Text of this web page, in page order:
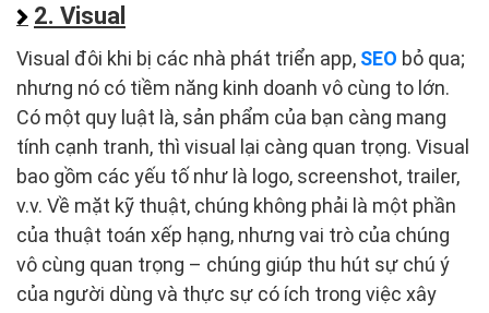
2. Visual
Visual đôi khi bị các nhà phát triển app, SEO bỏ qua;
nhưng nó có tiềm năng kinh doanh vô cùng to lớn.
Có một quy luật là, sản phẩm của bạn càng mang
tính cạnh tranh, thì visual lại càng quan trọng. Visual
bao gồm các yếu tố như là logo, screenshot, trailer,
v.v. Về mặt kỹ thuật, chúng không phải là một phần
của thuật toán xếp hạng, nhưng vai trò của chúng
vô cùng quan trọng – chúng giúp thu hút sự chú ý
của người dùng và thực sự có ích trong việc xây